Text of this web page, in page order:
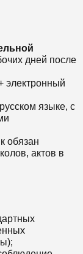
дней после
языке, с
обязан
актов в